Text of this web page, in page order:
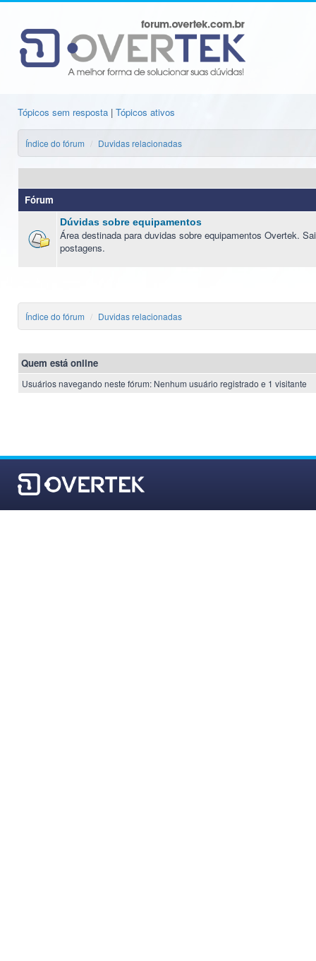
Tópicos sem resposta | Tópicos ativos
Índice do fórum Duvidas relacionadas
Fórum
Dúvidas sobre equipamentos
Área destinada para duvidas sobre equipamentos Overtek.
postagens.
Índice do fórum Duvidas relacionadas
Quem está online
Usuários navegando neste fórum: Nenhum usuário registrado e 1 visitante